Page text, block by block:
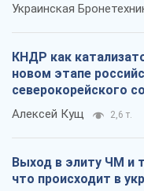
Украинская
КНДР как
новом этапе
северокорейского
Алексей Кущ 2,6 т.
Выход в элиту ЧМ и
что происходит в